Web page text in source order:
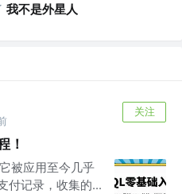
我不是外星人
关注
！
被应用至今几乎
付记录，收集的...